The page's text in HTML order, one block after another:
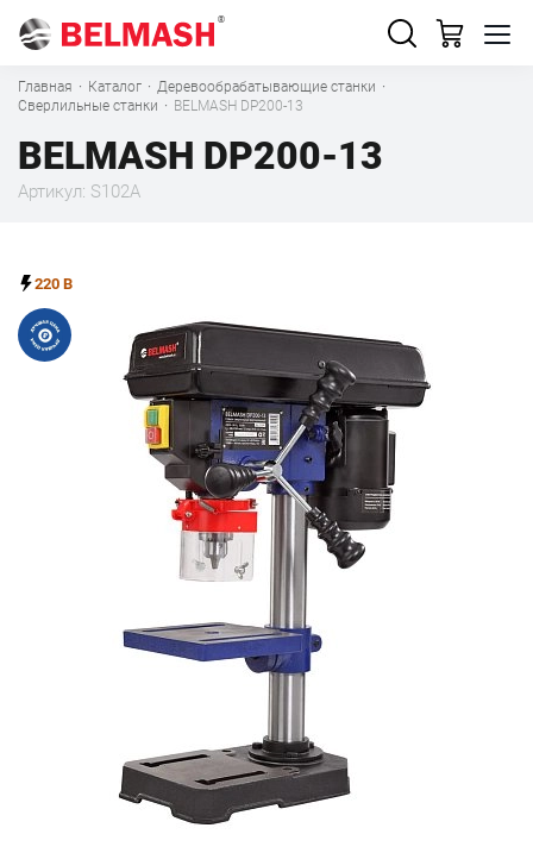
Главная · Каталог · Деревообрабатывающие станки ·
Сверлильные станки · BELMASH DP200-13
BELMASH DP200-13
Артикул: S102A
220 В